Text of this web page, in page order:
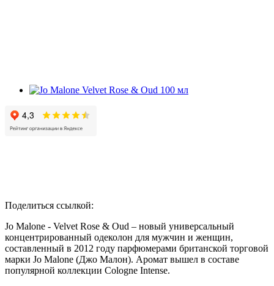
Поделиться ссылкой:
Jo Malone - Velvet Rose & Oud – новый универсальный
концентрированный одеколон для мужчин и женщин,
составленный в 2012 году парфюмерами британской торговой
марки Jo Malone (Джо Малон). Аромат вышел в составе
популярной коллекции Cologne Intense.